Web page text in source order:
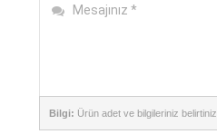
Bilgi: Ürün adet ve bilgileriniz belirtiniz